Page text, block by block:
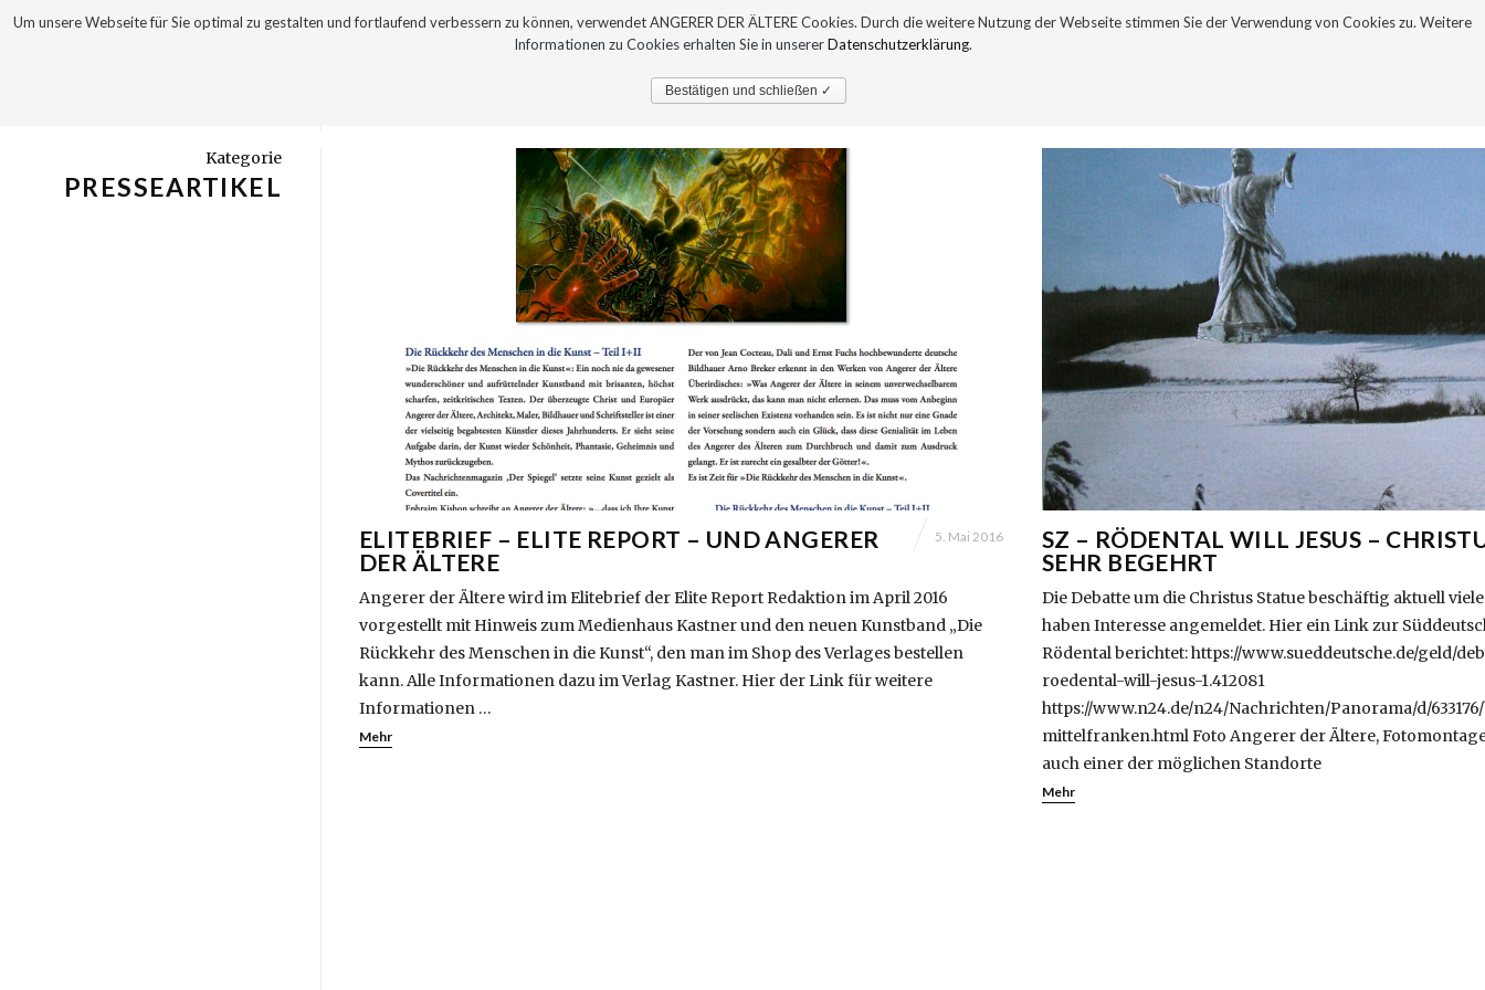
ELITEBRIEF – ELITE REPORT – UND ANGERER
DER ÄLTERE
5. Mai 2016
Angerer der Ältere wird im Elitebrief der Elite Report Redaktion im April 2016
vorgestellt mit Hinweis zum Medienhaus Kastner und den neuen Kunstband „Die
Rückkehr des Menschen in die Kunst“, den man im Shop des Verlages bestellen
kann. Alle Informationen dazu im Verlag Kastner. Hier der Link für weitere
Informationen …
Mehr
SZ – RÖDENTAL WILL JESUS –
SEHR BEGEHRT
Die Debatte um die Christus Statue beschäftig aktuell
haben Interesse angemeldet. Hier ein Link zur
Rödental berichtet: https://www.sueddeutsche.de/geld/
roedental-will-jesus-1.412081
https://www.n24.de/n24/Nachrichten/Panorama/d/
mittelfranken.html Foto Angerer der Ältere,
auch einer der möglichen Standorte
Mehr
Kategorie
PRESSEARTIKEL
Um unsere Webseite für Sie optimal zu gestalten und fortlaufend verbessern zu können, verwendet ANGERER DER ÄLTERE Cookies. Durch die weitere Nutzung der Webseite stimmen Sie der Verwendung von Cookies zu. Weitere
Informationen zu Cookies erhalten Sie in unsererDatenschutzerklärung.
Bestätigen und schließen ✓